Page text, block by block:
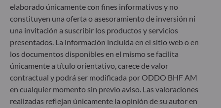
elaborado únicamente con fines informativos y no
constituyen una oferta o asesoramiento de inversión ni
una invitación a suscribir los productos y servicios
presentados. La información incluida en el sitio web o en
los documentos disponibles en el mismo se facilita
únicamente a título orientativo, carece de valor
contractual y podrá ser modificada por ODDO BHF AM
en cualquier momento sin previo aviso. Las valoraciones
realizadas reflejan únicamente la opinión de su autor en